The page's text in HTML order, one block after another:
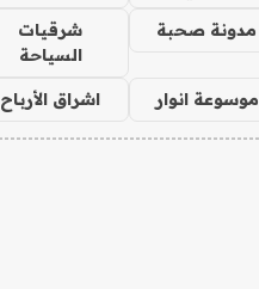
مدونة صحبة
شرقيات
السياحة
موسوعة انوار اشراق الأرباح